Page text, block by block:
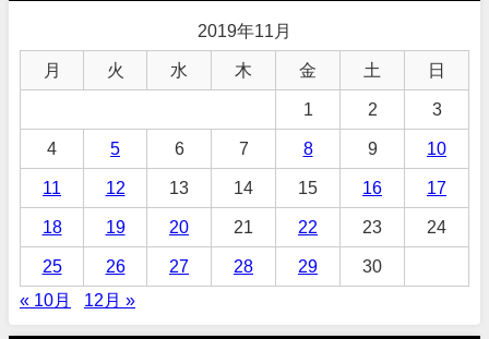
2019年11月
月 火 水 木 金 土 日
1 2 3
4 5 6 7 8 9 10
11 12 13 14 15 16 17
18 19 20 21 22 23 24
25 26 27 28 29
30
« 10月
12月 »